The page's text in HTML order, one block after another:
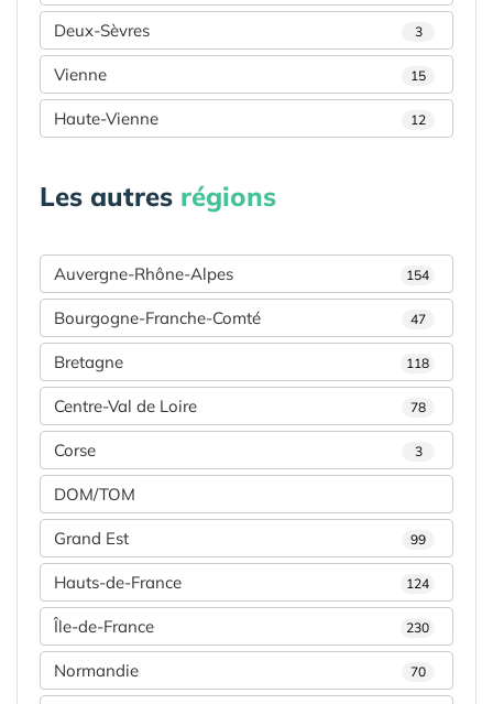
Deux-Sèvres 3
Vienne 15
Haute-Vienne 12
Les autres régions
Auvergne-Rhône-Alpes 154
Bourgogne-Franche-Comté 47
Bretagne 118
Centre-Val de Loire 78
Corse 3
DOM/TOM
Grand Est 99
Hauts-de-France 124
Île-de-France 230
Normandie 70